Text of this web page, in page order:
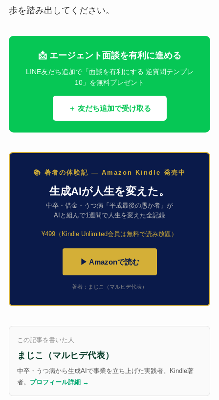
歩を踏み出してください。
📩 エージェント面談を有利に進める
LINE友だち追加で「面談を有利にする 逆質問テンプレ
10」を無料プレゼント
＋ 友だち追加で受け取る
📚 著者の体験記 — Amazon Kindle 発売中
生成AIが人生を変えた。
中卒・借金・うつ病「平成最後の愚か者」が
AIと組んで1週間で人生を変えた全記録
¥499（Kindle Unlimited会員は無料で読み放題）
▶ Amazonで読む
著者：まじこ（マルヒデ代表）
この記事を書いた人
まじこ（マルヒデ代表）
中卒・うつ病から生成AIで事業を立ち上げた実践者。Kindle著
者。 プロフィール詳細 →